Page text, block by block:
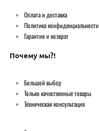
Оплата и доставка
Политика конфиденциальности
Гарантия и возврат
Почему мы?!
Большой выбор
Только качественные товары
Техническая консультация